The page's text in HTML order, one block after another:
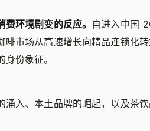
环境剧变的反应。 自进入中国
啡市场从高速增长向精品连锁化
份象征。
涌入、本土品牌的崛起，以及茶